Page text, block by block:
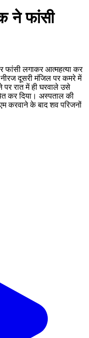
ने फांसी
फांसी लगाकर आत्महत्या कर
दूसरी मंजिल पर कमरे में
रात में ही घरवाले उसे
कर दिया। अस्पताल की
करवाने के बाद शव परिजनों